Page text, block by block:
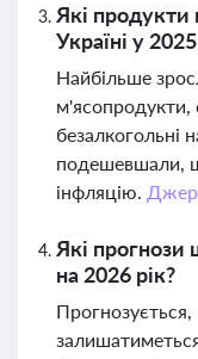
Які
Україні у
Найбільше
м'ясопродукти,
безалкогольні
подешевшали,
інфляцію.
Які прогнози
на 2026 рік?
Прогнозується,